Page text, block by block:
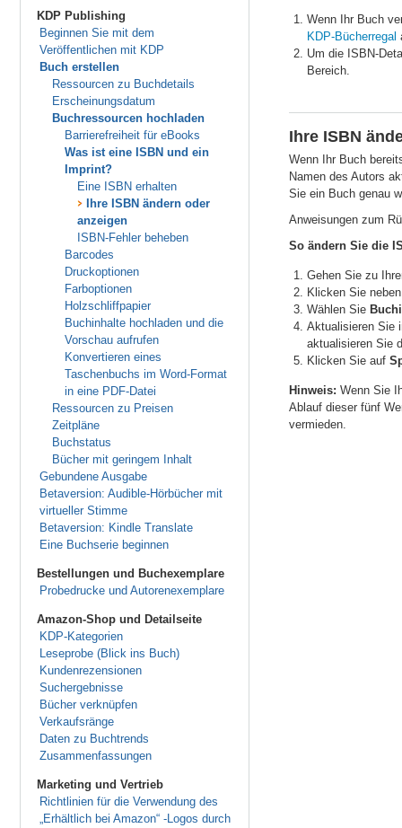
KDP Publishing
Beginnen Sie mit dem
Veröffentlichen mit KDP
Buch erstellen
Ressourcen zu Buchdetails
Erscheinungsdatum
Buchressourcen hochladen
Barrierefreiheit für eBooks
Was ist eine ISBN und ein
Imprint?
Eine ISBN erhalten
Ihre ISBN ändern oder
anzeigen
ISBN-Fehler beheben
Barcodes
Druckoptionen
Farboptionen
Holzschliffpapier
Buchinhalte hochladen und die
Vorschau aufrufen
Konvertieren eines
Taschenbuchs im Word-Format
in eine PDF-Datei
Ressourcen zu Preisen
Zeitpläne
Buchstatus
Bücher mit geringem Inhalt
Gebundene Ausgabe
Betaversion: Audible-Hörbücher mit
virtueller Stimme
Betaversion: Kindle Translate
Eine Buchserie beginnen
Bestellungen und Buchexemplare
Probedrucke und Autorenexemplare
Amazon-Shop und Detailseite
KDP-Kategorien
Leseprobe (Blick ins Buch)
Kundenrezensionen
Suchergebnisse
Bücher verknüpfen
Verkaufsränge
Daten zu Buchtrends
Zusammenfassungen
Marketing und Vertrieb
Richtlinien für die Verwendung des
„Erhältlich bei Amazon“ -Logos durch
Wenn Ihr Buch
KDP-Bücherregal
Um die ISBN-
Bereich.
Ihre ISBN
Wenn Ihr Buch
Namen des Autors
Sie ein Buch genau
Anweisungen zum
So ändern Sie die
Gehen Sie zu
Klicken Sie
Wählen Sie
Aktualisieren Sie
aktualisieren Sie
Klicken Sie auf
Hinweis: Wenn Sie
Ablauf dieser fünf
vermieden.